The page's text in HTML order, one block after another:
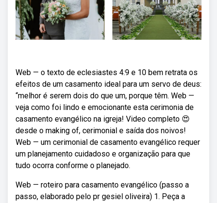
Web — o texto de eclesiastes 4:9 e 10 bem retrata os
efeitos de um casamento ideal para um servo de deus:
“melhor é serem dois do que um, porque têm. Web —
veja como foi lindo e emocionante esta cerimonia de
casamento evangélico na igreja! Video completo 😍
desde o making of, cerimonial e saída dos noivos!
Web — um cerimonial de casamento evangélico requer
um planejamento cuidadoso e organização para que
tudo ocorra conforme o planejado.
Web — roteiro para casamento evangélico (passo a
passo, elaborado pelo pr gesiel oliveira) 1. Peça a